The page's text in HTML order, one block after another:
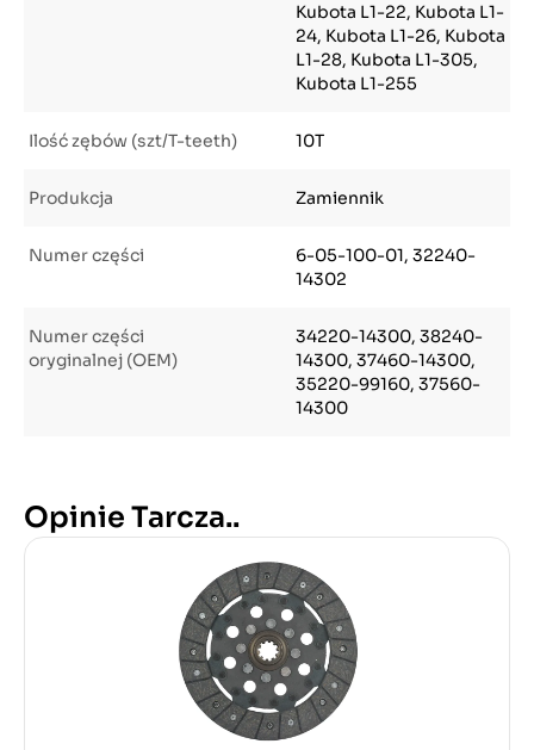
Kubota L1-22, Kubota L1-
24, Kubota L1-26, Kubota
L1-28, Kubota L1-305,
Kubota L1-255
Ilość zębów (szt/T-teeth) 10T
Produkcja Zamiennik
Numer części
6-05-100-01, 32240-
14302
Numer części
oryginalnej (OEM)
34220-14300, 38240-
14300, 37460-14300,
35220-99160, 37560-
14300
Opinie Tarcza..